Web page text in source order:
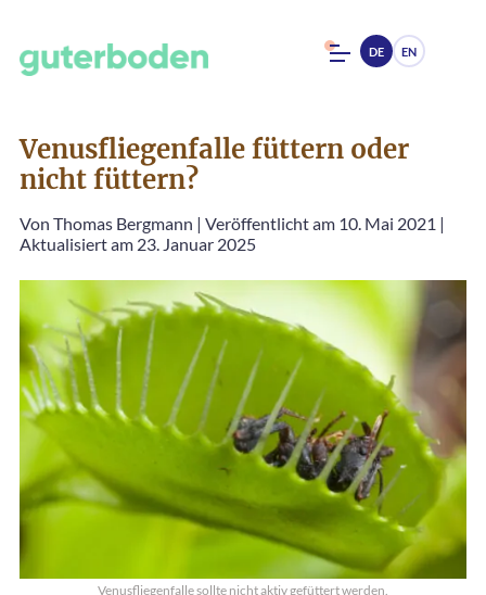
DE EN
Venusfliegenfalle füttern oder
nicht füttern?
Von Thomas Bergmann | Veröffentlicht am 10. Mai 2021 |
Aktualisiert am 23. Januar 2025
Venusfliegenfalle sollte nicht aktiv gefüttert werden.